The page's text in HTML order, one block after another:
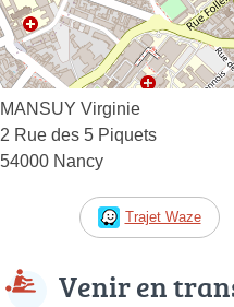
MANSUY Virginie
2 Rue des 5 Piquets
54000 Nancy
Trajet Waze
Venir en